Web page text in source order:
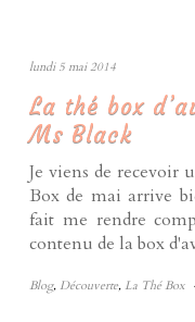
lundi 5 mai 2014
La thé box
Ms Black
Je viens de recevoir
Box de mai arrive
fait me rendre
contenu de la box
Blog, Découverte, La Thé Box